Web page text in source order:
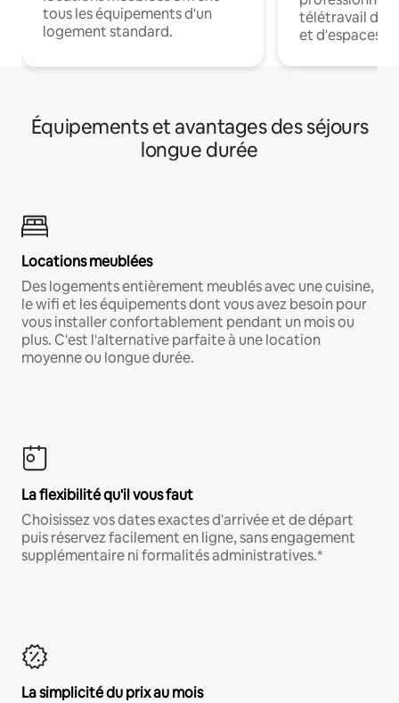
tous les équipements d'un
logement standard.
télétravail
et d'espaces
Équipements et avantages des séjours
longue durée
Locations meublées
Des logements entièrement meublés avec une cuisine,
le wifi et les équipements dont vous avez besoin pour
vous installer confortablement pendant un mois ou
plus. C'est l'alternative parfaite à une location
moyenne ou longue durée.
La flexibilité qu'il vous faut
Choisissez vos dates exactes d'arrivée et de départ
puis réservez facilement en ligne, sans engagement
supplémentaire ni formalités administratives.*
La simplicité du prix au mois